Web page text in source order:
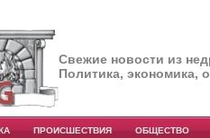
Свежие новости из
Политика, экономика,
ПРОИСШЕСТВИЯ ОБЩЕСТВО